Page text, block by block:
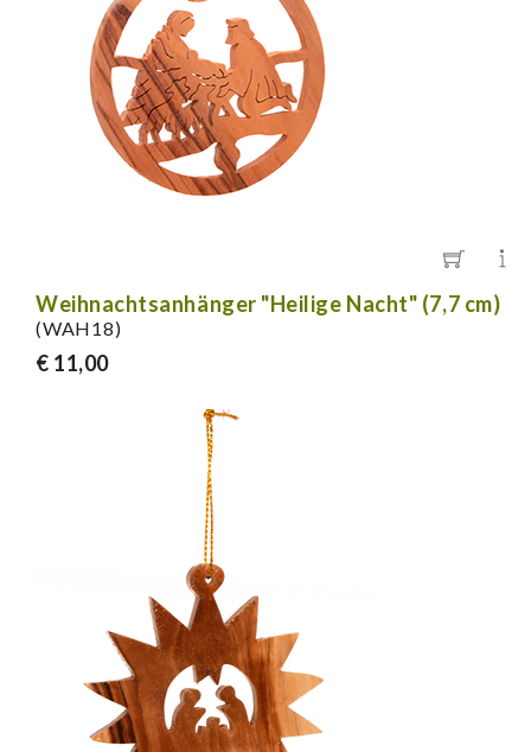
Weihnachtsanhänger "Heilige Nacht" (7,7 cm)
(WAH18)
€ 11,00